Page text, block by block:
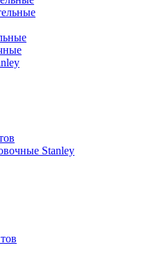
Stanley